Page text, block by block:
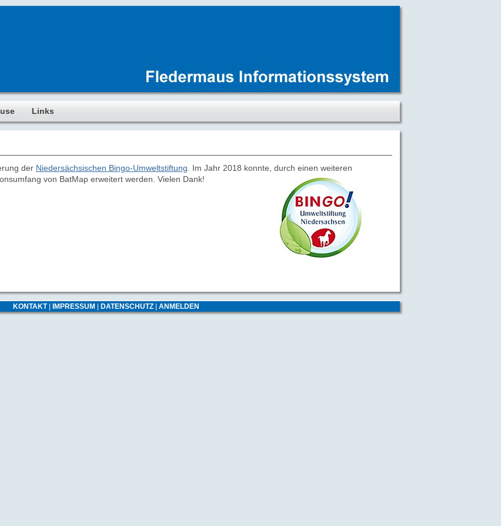
Links
der Niedersächsischen Bingo-Umweltstiftung . Im Jahr 2018 konnte, durch einen weiteren
von BatMap erweitert werden. Vielen Dank!
KONTAKT| IMPRESSUM DATENSCHUTZ| ANMELDEN